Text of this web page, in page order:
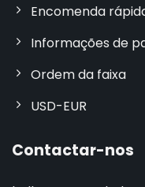
Encomenda
Informações de
Ordem da faixa
USD-EUR
Contactar-nos